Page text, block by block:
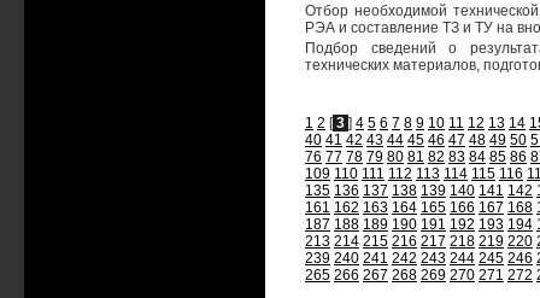
Отбор необходимой
РЭА и составление ТЗ и ТУ на
Подбор сведений о
технических материалов,
1 2 [ 3 ] 4 5 6 7 8 9 10 11 12 13 14
40 41 42 43 44 45 46 47 48 49 50
76 77 78 79 80 81 82 83 84 85 86
109 110 111 112 113 114 115 116
135 136 137 138 139 140 141 142
161 162 163 164 165 166 167 168
187 188 189 190 191 192 193 194
213 214 215 216 217 218 219 220
239 240 241 242 243 244 245 246
265 266 267 268 269 270 271 272